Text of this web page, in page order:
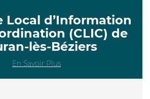
Local d’Information
(CLIC) de
lès-Béziers
En Savoir Plus